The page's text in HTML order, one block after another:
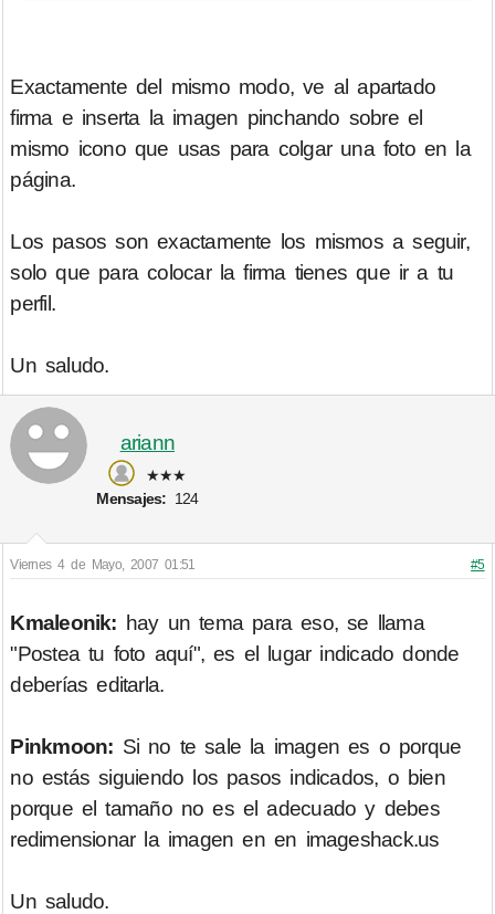
Exactamente del mismo modo, ve al apartado
firma e inserta la imagen pinchando sobre el
mismo icono que usas para colgar una foto en la
página.
Los pasos son exactamente los mismos a seguir,
solo que para colocar la firma tienes que ir a tu
perfil.
Un saludo.
ariann
★★★
Mensajes: 124
Viernes 4 de Mayo, 2007 01:51 #5
Kmaleonik: hay un tema para eso, se llama
"Postea tu foto aquí", es el lugar indicado donde
deberías editarla.
Pinkmoon: Si no te sale la imagen es o porque
no estás siguiendo los pasos indicados, o bien
porque el tamaño no es el adecuado y debes
redimensionar la imagen en en imageshack.us
Un saludo.